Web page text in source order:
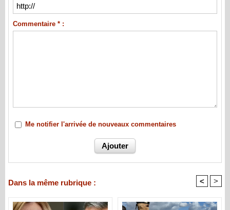
Commentaire * :
Me notifier l'arrivée de nouveaux commentaires
Dans la même rubrique : < >